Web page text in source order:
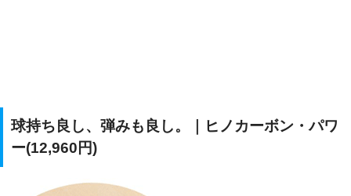
球持ち良し、弾みも良し。｜ヒノカーボン・パワ
ー(12,960円)